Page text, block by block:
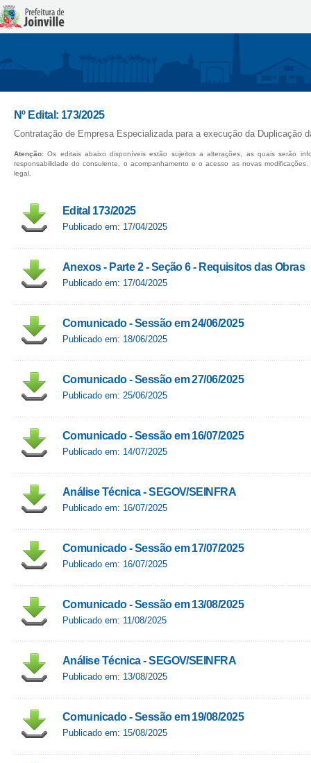
Nº Edital: 173/2025
Contratação de Empresa Especializada para a execução da Duplicação
Atenção: Os editais abaixo disponíveis estão sujeitos a alterações, as quais serão
responsabilidade do consulente, o acompanhamento e o acesso as novas
legal.
Edital 173/2025
Publicado em: 17/04/2025
Anexos - Parte 2 - Seção 6 - Requisitos das Obras
Publicado em: 17/04/2025
Comunicado - Sessão em 24/06/2025
Publicado em: 18/06/2025
Comunicado - Sessão em 27/06/2025
Publicado em: 25/06/2025
Comunicado - Sessão em 16/07/2025
Publicado em: 14/07/2025
Análise Técnica - SEGOV/SEINFRA
Publicado em: 16/07/2025
Comunicado - Sessão em 17/07/2025
Publicado em: 16/07/2025
Comunicado - Sessão em 13/08/2025
Publicado em: 11/08/2025
Análise Técnica - SEGOV/SEINFRA
Publicado em: 13/08/2025
Comunicado - Sessão em 19/08/2025
Publicado em: 15/08/2025